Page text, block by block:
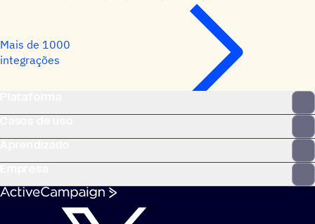
Mais de 1000
integrações